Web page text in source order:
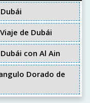
de Dubái
con Al Ain
Dorado de